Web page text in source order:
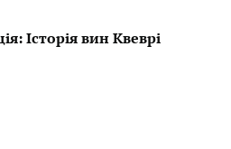
Історія вин Квеврі